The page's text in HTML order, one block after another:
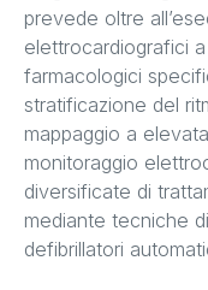
prevede oltre
elettrocardiografici
farmacologici
stratificazione del
mappaggio a
monitoraggio
diversificate di
mediante tecniche
defibrillatori